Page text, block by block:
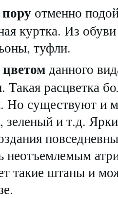
отменно
куртка. Из
туфли.
данного
Такая расцветка
Но существуют и
зеленый и т.д.
неотъемлемым
такие штаны и